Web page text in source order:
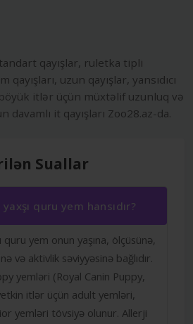
qayışlar, ruletka tipli
uzun qayışlar, yansıdıcı
itlər üçün müxtəlif uzunluq və
davamlı it qayışları Zoo28.az-da.
Suallar
quru yem hansıdır?
quru yem onun yaşına, ölçüsünə,
və aktivlik səviyyəsinə bağlıdır.
yemləri (Royal Canin Puppy,
itlər üçün adult yemləri,
yemləri tövsiyə olunur. Allerji